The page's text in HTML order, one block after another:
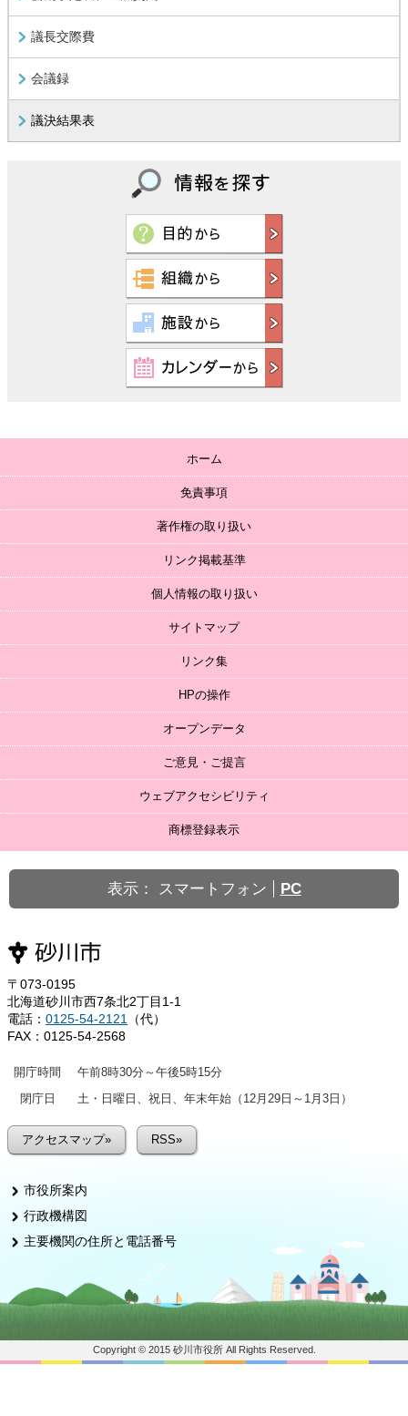
議長交際費
会議録
議決結果表
ホーム
免責事項
著作権の取り扱い
リンク掲載基準
個人情報の取り扱い
サイトマップ
リンク集
HPの操作
オープンデータ
ご意見・ご提言
ウェブアクセシビリティ
商標登録表示
表示： スマートフォン PC
〒073-0195
北海道砂川市西7条北2丁目1-1
電話： 0125-54-2121
（代）
FAX：0125-54-2568
開庁時間
午前8時30分～午後5時15分
閉庁日
土・日曜日、祝日、年末年始（12月29日～1月3日）
アクセスマップ» RSS»
市役所案内
行政機構図
主要機関の住所と電話番号
Copyright © 2015 砂川市役所 All Rights Reserved.